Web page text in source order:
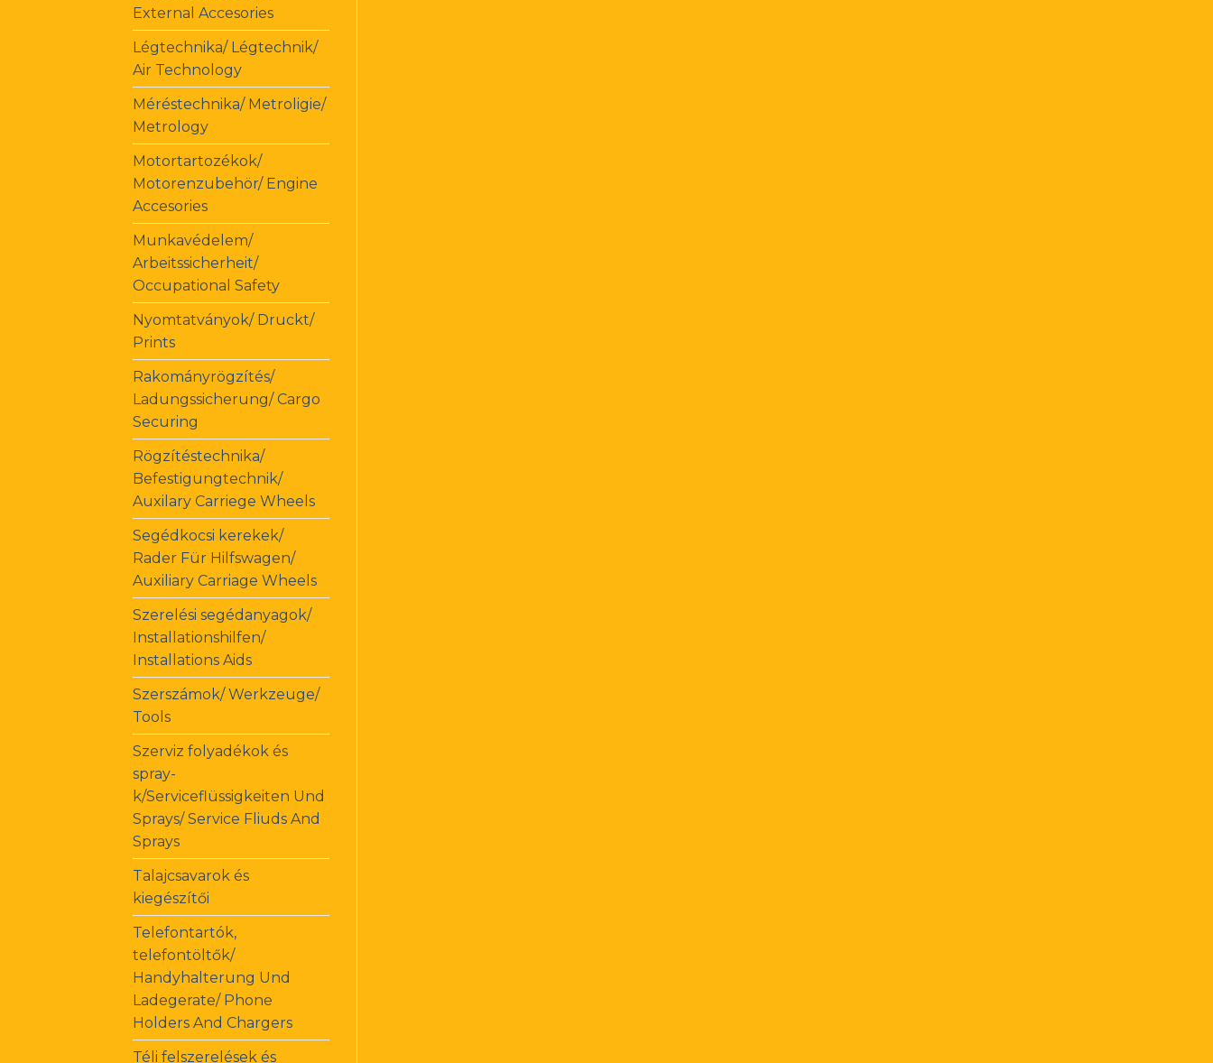
External Accesories
Légtechnika/ Légtechnik/
Air Technology
Méréstechnika/ Metroligie/
Metrology
Motortartozékok/
Motorenzubehör/ Engine
Accesories
Munkavédelem/
Arbeitssicherheit/
Occupational Safety
Nyomtatványok/ Druckt/
Prints
Rakományrögzítés/
Ladungssicherung/ Cargo
Securing
Rögzítéstechnika/
Befestigungtechnik/
Auxilary Carriege Wheels
Segédkocsi kerekek/
Rader Für Hilfswagen/
Auxiliary Carriage Wheels
Szerelési segédanyagok/
Installationshilfen/
Installations Aids
Szerszámok/ Werkzeuge/
Tools
Szerviz folyadékok és
spray-
k/Serviceflüssigkeiten Und
Sprays/ Service Fliuds And
Sprays
Talajcsavarok és
kiegészítői
Telefontartók,
telefontöltők/
Handyhalterung Und
Ladegerate/ Phone
Holders And Chargers
Téli felszerelések és